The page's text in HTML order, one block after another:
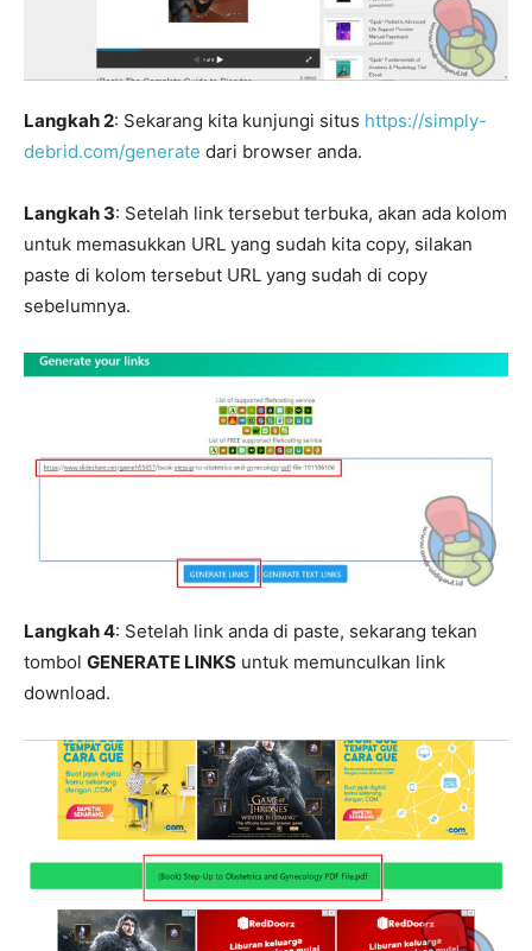
Langkah 2: Sekarang kita kunjungi situs https://simply-
debrid.com/generate dari browser anda.
Langkah 3: Setelah link tersebut terbuka, akan ada kolom
untuk memasukkan URL yang sudah kita copy, silakan
paste di kolom tersebut URL yang sudah di copy
sebelumnya.
Langkah 4: Setelah link anda di paste, sekarang tekan
tombol GENERATE LINKS untuk memunculkan link
download.